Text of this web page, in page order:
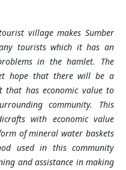
village makes Sumber
touristswhich ithas an
in the hamlet. The
hope that there will be a
that has economic value to
community. This
with economic value
of mineral water baskets
used in this community
and assistance in making